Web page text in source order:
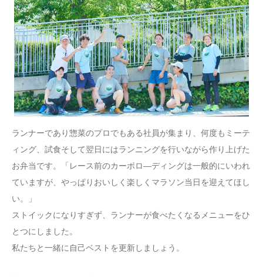
ランナーであり惣菜のプロでもある社員が集まり、何度もミーテ
ィング、試食そして翌日にはランニングを行いながら作り上げた
お弁当です。「レース前のカーボロ―ディングは一般的にいわれ
ていますが、やっぱりおいしく楽しくマラソン当日を迎えてほし
い。」
ストイックになりすぎず、ランナーが食べたくなるメニューをひ
とつにしました。
私たちと一緒に自己ベストを更新しましょう。